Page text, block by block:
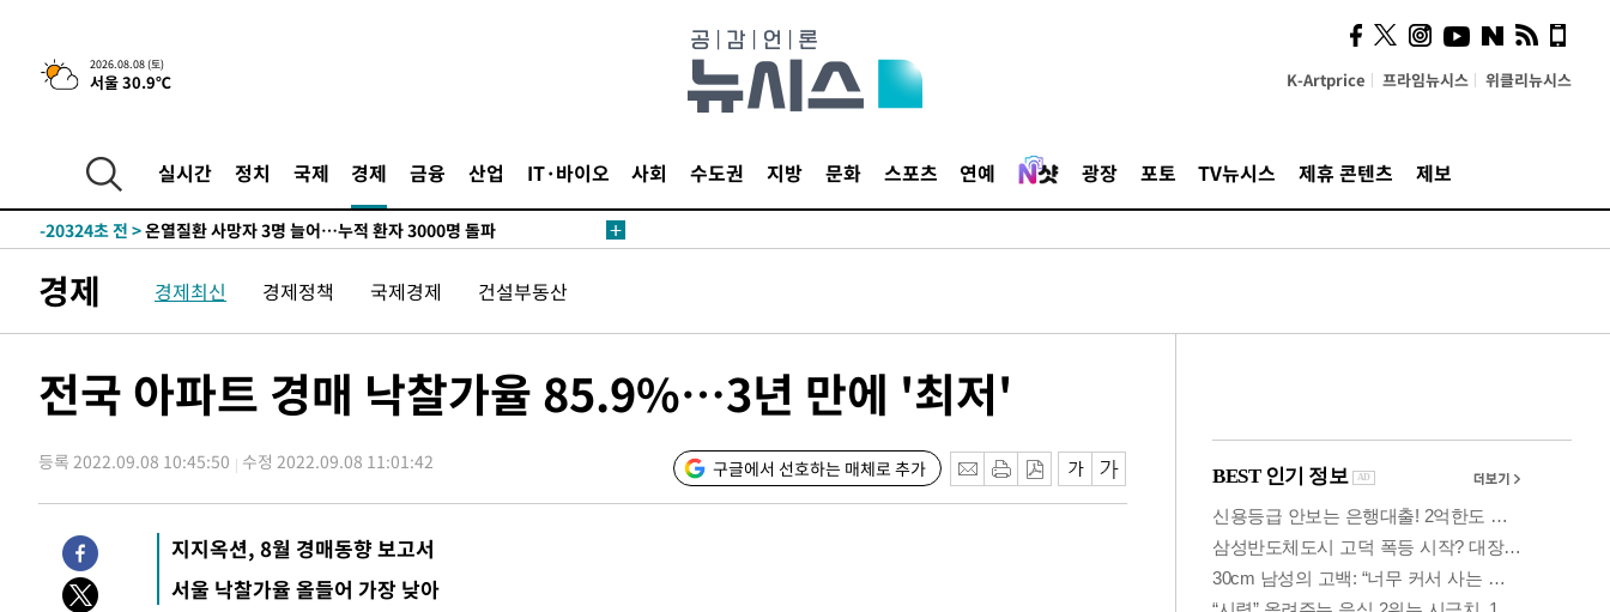
2026.08.08 (토)
서울 30.9℃ K-Artprice 프라임뉴시스 위클리뉴시스
실시간 정치 국제 경제 금융 산업 IT·바이오 사회 수도권 지방 문화 스포츠 연예 광장 포토 TV뉴시스 제휴 콘텐츠 제보
42.08%·宋 10.17%
-28594초 전 >이강인 "아틀레티코 이적 기뻐…등번호 7번 의미보단 팀 위해 뛸
것"
-28529초 전 >[속보]與 당대표 경선, 제주·인천 권리당원 투표 김민석 승리
-21573초 전 >
[속보]이강인 "감독님이 원하는 마음 느꼈고, 많은 트로피 원해 아
틀레티코 이적"
-21355초 전 >
-20324초 전 >온열질환 사망자 3명 늘어…누적 환자 3000명 돌파
-10376초 전 >
백운산서 80년근 천종산삼 9뿌리 발견…감정가 1.3억원
-8086초 전 >선재도서 해루질 나섰다 실종 60대, 닷새 만에 숨진 채 발견
-4996초 전 > 여수 오동도 해상서 모터보트 전복…1명 사망·1명 실종
주 날씨]
29분 전 >축구협회 "압수수색·성접대 논란 사과…쇄신의 기회로 삼겠다"
54분 전 >[속보]'압수수색·성접대 논란' 축구협회 "실망과 걱정 안겨드려 죄송"
4시간 전 >
'최고 37도' 폭염 지속…강원동해안 최대 150㎜ 비
5시간 전 >
[속보]뉴욕증시 상승 마감…S&P 0.6% 나스닥 1.3%↑
-29845초 전 >
[속보]與최고위원 제주·인천 순회경선…박선원·최민희·서미화·
경제 경제최신 경제정책 국제경제 건설부동산
전국 아파트 경매 낙찰가율 85.9%…3년 만에 '최저'
등록 2022.09.08 10:45:50 수정 2022.09.08 11:01:42 구글에서 선호하는 매체로 추가
지지옥션, 8월 경매동향 보고서
서울 낙찰가율 올들어 가장 낮아
사이 해답 찾았죠"…알을
깨고 나온 '초자아'